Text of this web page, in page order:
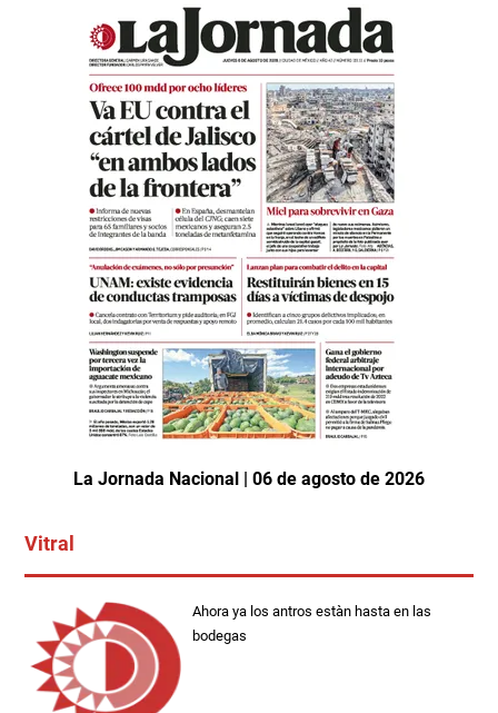
La Jornada Nacional | 06 de agosto de 2026
Vitral
Ahora ya los antros estàn hasta en las
bodegas